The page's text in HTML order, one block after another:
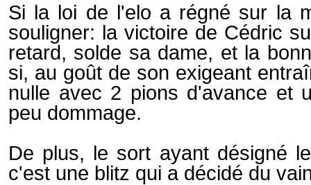
Si la loi de l'elo a régné sur la
souligner: la victoire de Cédric
retard, solde sa dame, et la
si, au goût de son exigeant
nulle avec 2 pions d'avance et
peu dommage.
De plus, le sort ayant désigné
c'est une blitz qui a décidé du